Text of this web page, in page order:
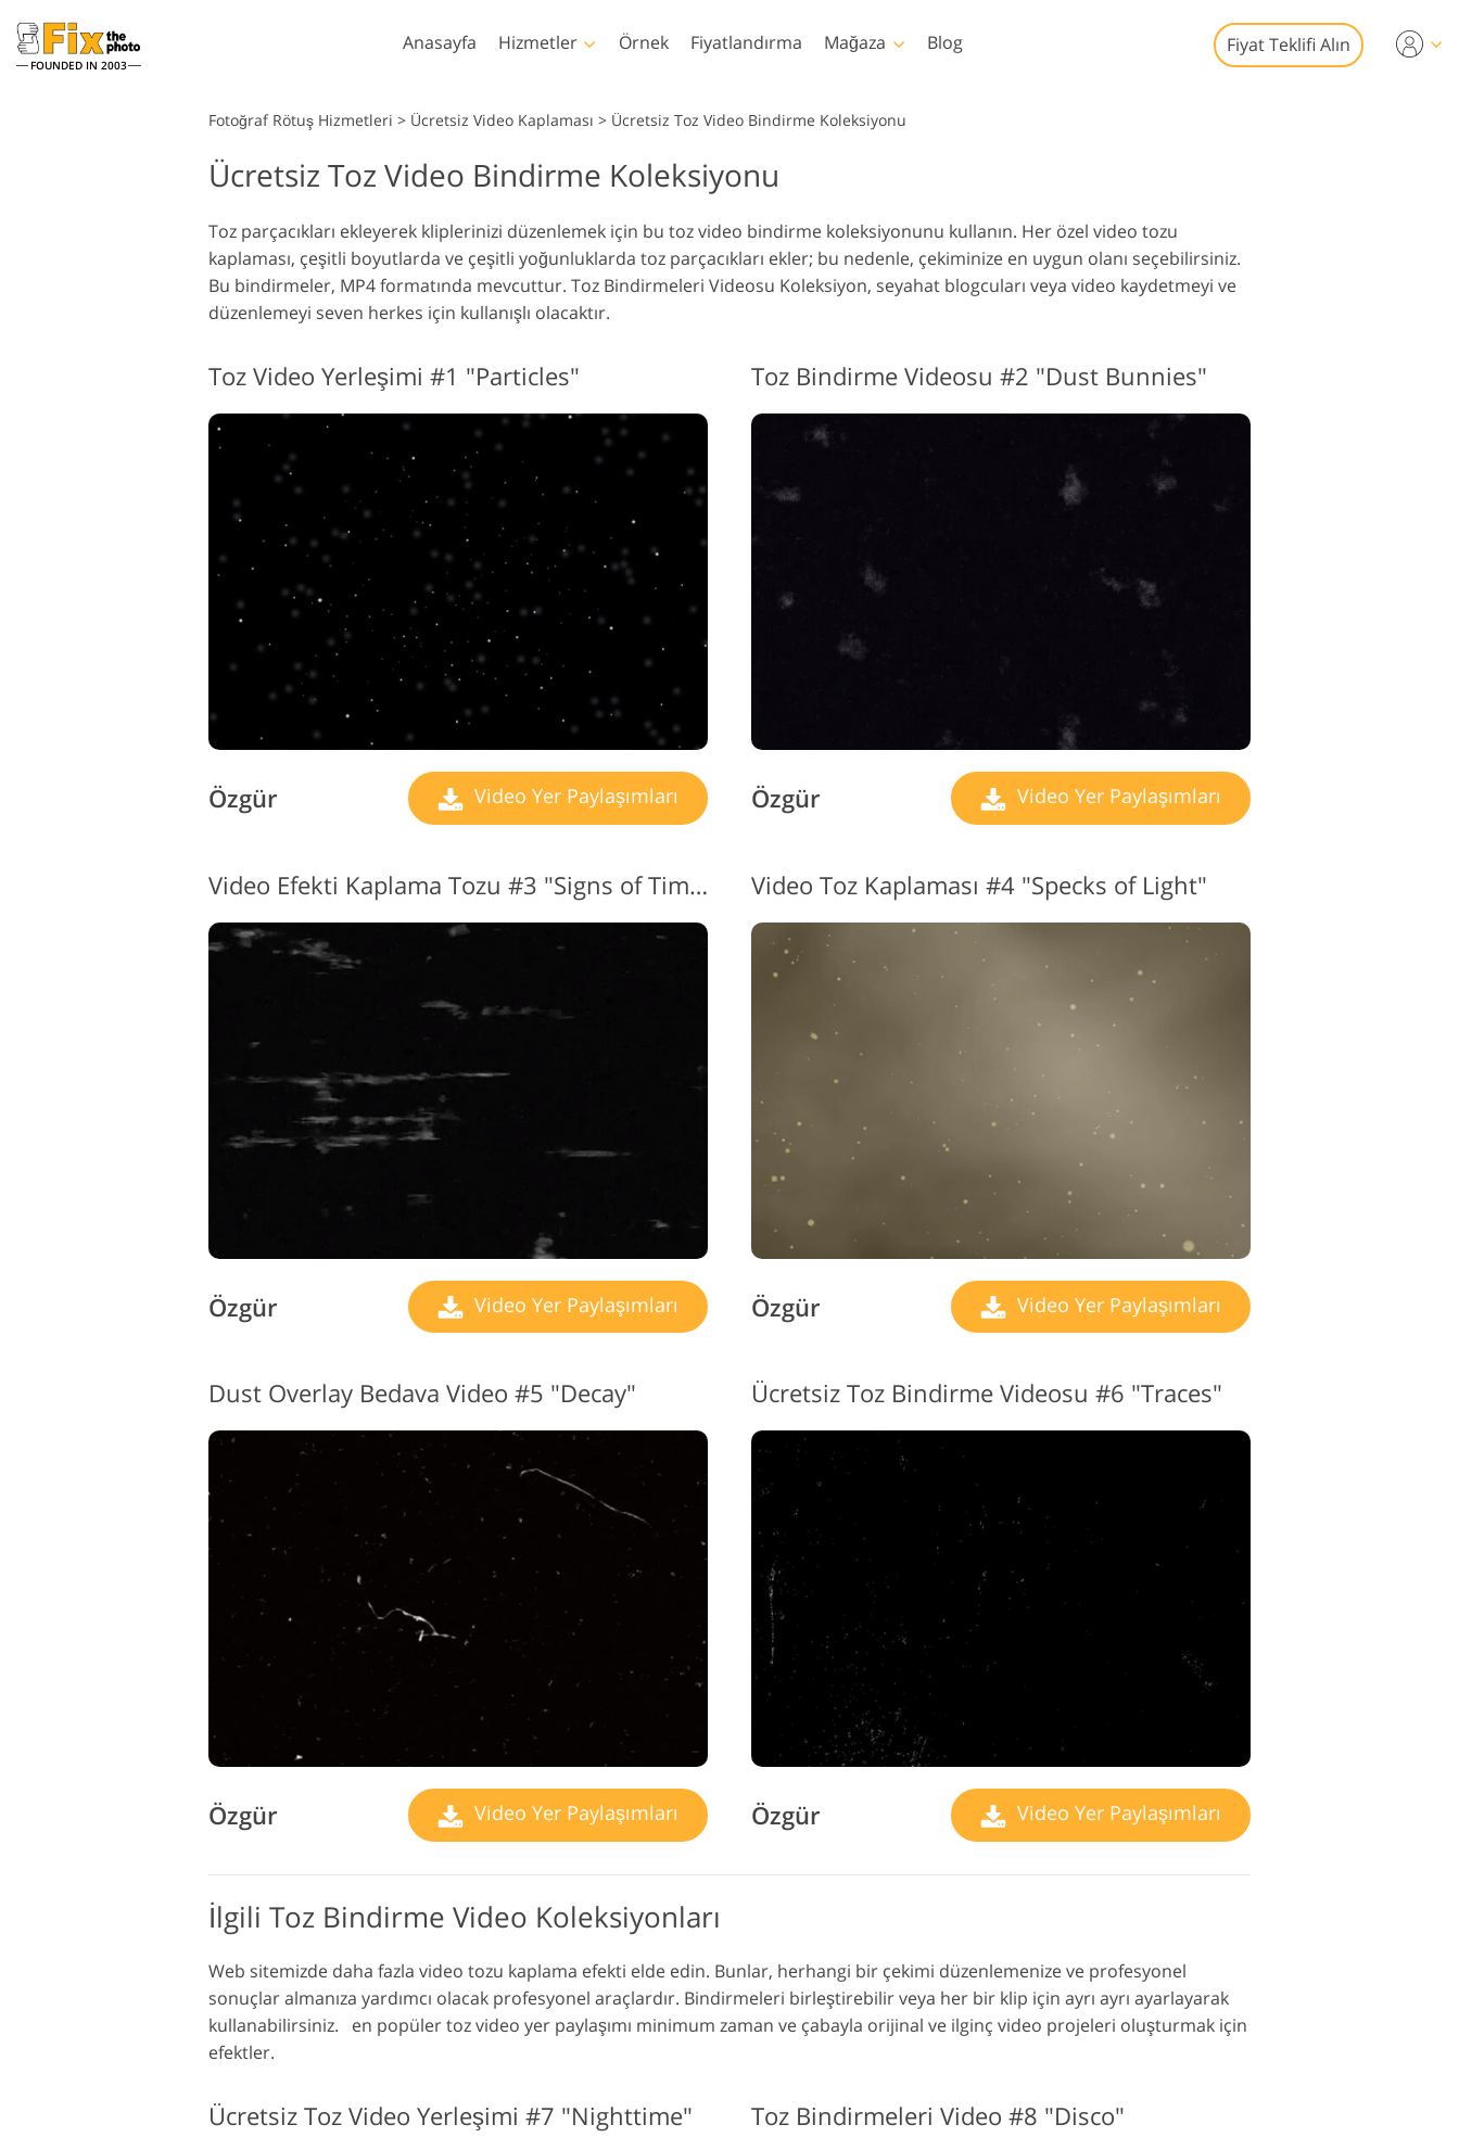
FOUNDED IN 2003
Anasayfa Hizmetler
Hizmetleri
Hizmetleri
Hizmetleri
Hizmetleri
Tarafından Oluşturulan
Modeller
Hizmetleri
Hizmetleri
Ürün Rötuş Hizmetleri Mücevher Rötuş Hizmetleri
Örnek Fiyatlandırma Mağaza
Lightroom
Lightroom Ön Ayarları
Koleksiyonları
En İyi Anlaşma Ön
Ayarları
Mobil Koleksiyon
Photoshop
Photoshop Eylemleri
Photoshop Kaplamaları
Photoshop Dokuları
Ps Actions Tüm
Koleksiyonlar
Koleksiyonlar
Templates
Şablonlar
Sevgililer Günü Kartları
Düğün davetiyeleri
Çocukların doğum günü
Blog Fiyat Teklifi Alın
Fotoğraf Rötuş Hizmetleri > Ücretsiz Video Kaplaması > Ücretsiz Toz Video Bindirme Koleksiyonu
Ücretsiz Toz Video Bindirme Koleksiyonu
Toz parçacıkları ekleyerek kliplerinizi düzenlemek için bu toz video bindirme koleksiyonunu kullanın. Her özel video tozu
kaplaması, çeşitli boyutlarda ve çeşitli yoğunluklarda toz parçacıkları ekler; bu nedenle, çekiminize en uygun olanı seçebilirsiniz.
Bu bindirmeler, MP4 formatında mevcuttur. Toz Bindirmeleri Videosu Koleksiyon, seyahat blogcuları veya video kaydetmeyi ve
düzenlemeyi seven herkes için kullanışlı olacaktır.
Toz Video Yerleşimi #1 "Particles"
Özgür Video Yer Paylaşımları
Toz Bindirme Videosu #2 "Dust Bunnies"
Özgür Video Yer Paylaşımları
Video Efekti Kaplama Tozu #3 "Signs of Time"
Özgür Video Yer Paylaşımları
Video Toz Kaplaması #4 "Specks of Light"
Özgür Video Yer Paylaşımları
Dust Overlay Bedava Video #5 "Decay"
Özgür Video Yer Paylaşımları
Ücretsiz Toz Bindirme Videosu #6 "Traces"
Özgür Video Yer Paylaşımları
İlgili Toz Bindirme Video Koleksiyonları
Web sitemizde daha fazla video tozu kaplama efekti elde edin. Bunlar, herhangi bir çekimi düzenlemenize ve profesyonel
sonuçlar almanıza yardımcı olacak profesyonel araçlardır. Bindirmeleri birleştirebilir veya her bir klip için ayrı ayrı ayarlayarak
kullanabilirsiniz. en popülertoz video yer paylaşımı minimum zaman ve çabayla orijinal ve ilginç video projeleri oluşturmak için
efektler.
Ücretsiz Toz Video Yerleşimi #7 "Nighttime" Toz Bindirmeleri Video #8 "Disco"